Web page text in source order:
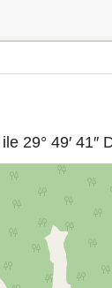
29° 49′ 41″